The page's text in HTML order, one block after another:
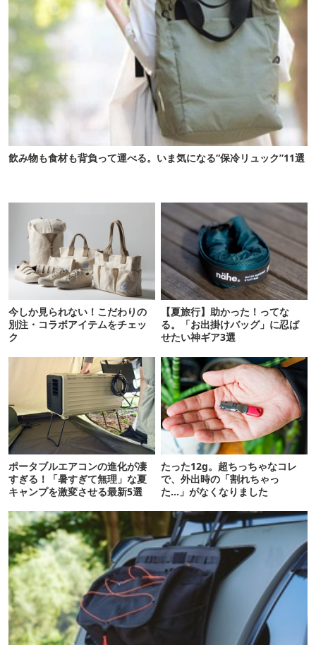
飲み物も食材も背負って運べる。いま気になる“保冷リュック”11選
今しか見られない！こだわりの
別注・コラボアイテムをチェッ
ク
【夏旅行】助かった！ってな
る。「お出掛けバッグ」に忍ば
せたい神ギア3選
ポータブルエアコンの進化が凄
すぎる！「暑すぎて無理」な夏
キャンプを激変させる最新5選
たった12g。超ちっちゃなコレ
で、外出時の「割れちゃっ
た…」がなくなりました